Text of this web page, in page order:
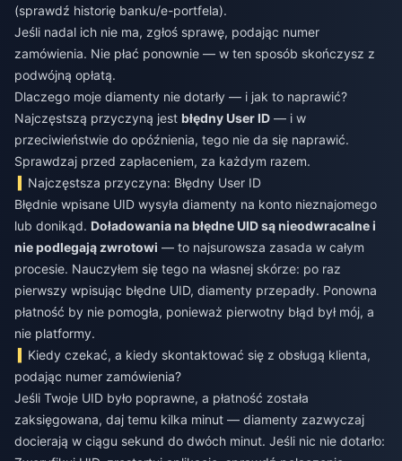
(sprawdź historię banku/e-portfela).
Jeśli nadal ich nie ma, zgłoś sprawę, podając numer
zamówienia. Nie płać ponownie — w ten sposób skończysz z
podwójną opłatą.
Dlaczego moje diamenty nie dotarły — i jak to naprawić?
Najczęstszą przyczyną jest błędny User ID — i w
przeciwieństwie do opóźnienia, tego nie da się naprawić.
Sprawdzaj przed zapłaceniem, za każdym razem.
Najczęstsza przyczyna: Błędny User ID
Błędnie wpisane UID wysyła diamenty na konto nieznajomego
lub donikąd. Doładowania na błędne UID są nieodwracalne i
nie podlegają zwrotowi — to najsurowsza zasada w całym
procesie. Nauczyłem się tego na własnej skórze: po raz
pierwszy wpisując błędne UID, diamenty przepadły. Ponowna
płatność by nie pomogła, ponieważ pierwotny błąd był mój, a
nie platformy.
Kiedy czekać, a kiedy skontaktować się z obsługą klienta,
podając numer zamówienia?
Jeśli Twoje UID było poprawne, a płatność została
zaksięgowana, daj temu kilka minut — diamenty zazwyczaj
docierają w ciągu sekund do dwóch minut. Jeśli nic nie dotarło: